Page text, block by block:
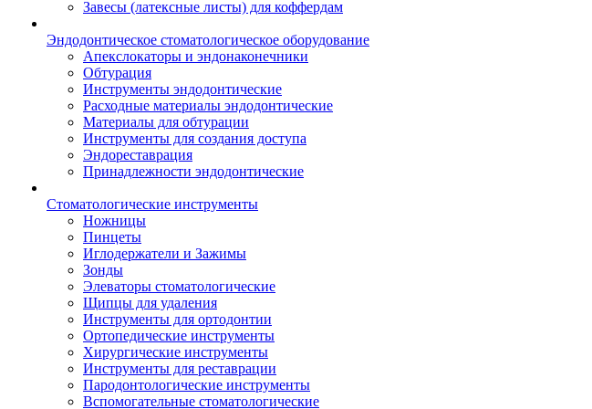
Завесы (латексные листы) для коффердам
Эндодонтическое стоматологическое оборудование
Апекслокаторы и эндонаконечники
Обтурация
Инструменты эндодонтические
Расходные материалы эндодонтические
Материалы для обтурации
Инструменты для создания доступа
Эндореставрация
Принадлежности эндодонтические
Стоматологические инструменты
Ножницы
Пинцеты
Иглодержатели и Зажимы
Зонды
Элеваторы стоматологические
Щипцы для удаления
Инструменты для ортодонтии
Ортопедические инструменты
Хирургические инструменты
Инструменты для реставрации
Пародонтологические инструменты
Вспомогательные стоматологические